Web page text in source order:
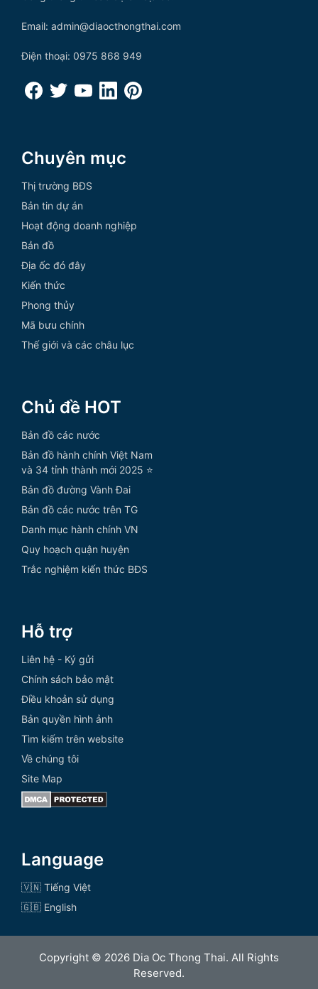
Email: admin@diaocthongthai.com
Điện thoại: 0975 868 949
Chuyên mục
Thị trường BĐS
Bản tin dự án
Hoạt động doanh nghiệp
Bản đồ
Địa ốc đó đây
Kiến thức
Phong thủy
Mã bưu chính
Thế giới và các châu lục
Chủ đề HOT
Bản đồ các nước
Bản đồ hành chính Việt Nam
và 34 tỉnh thành mới 2025 ⭐
Bản đồ đường Vành Đai
Bản đồ các nước trên TG
Danh mục hành chính VN
Quy hoạch quận huyện
Trắc nghiệm kiến thức BĐS
Hỗ trợ
Liên hệ - Ký gửi
Chính sách bảo mật
Điều khoản sử dụng
Bản quyền hình ảnh
Tìm kiếm trên website
Về chúng tôi
Site Map
Language
🇻🇳 Tiếng Việt
🇬🇧 English
Copyright © 2026 Dia Oc Thong Thai. All Rights
Reserved.